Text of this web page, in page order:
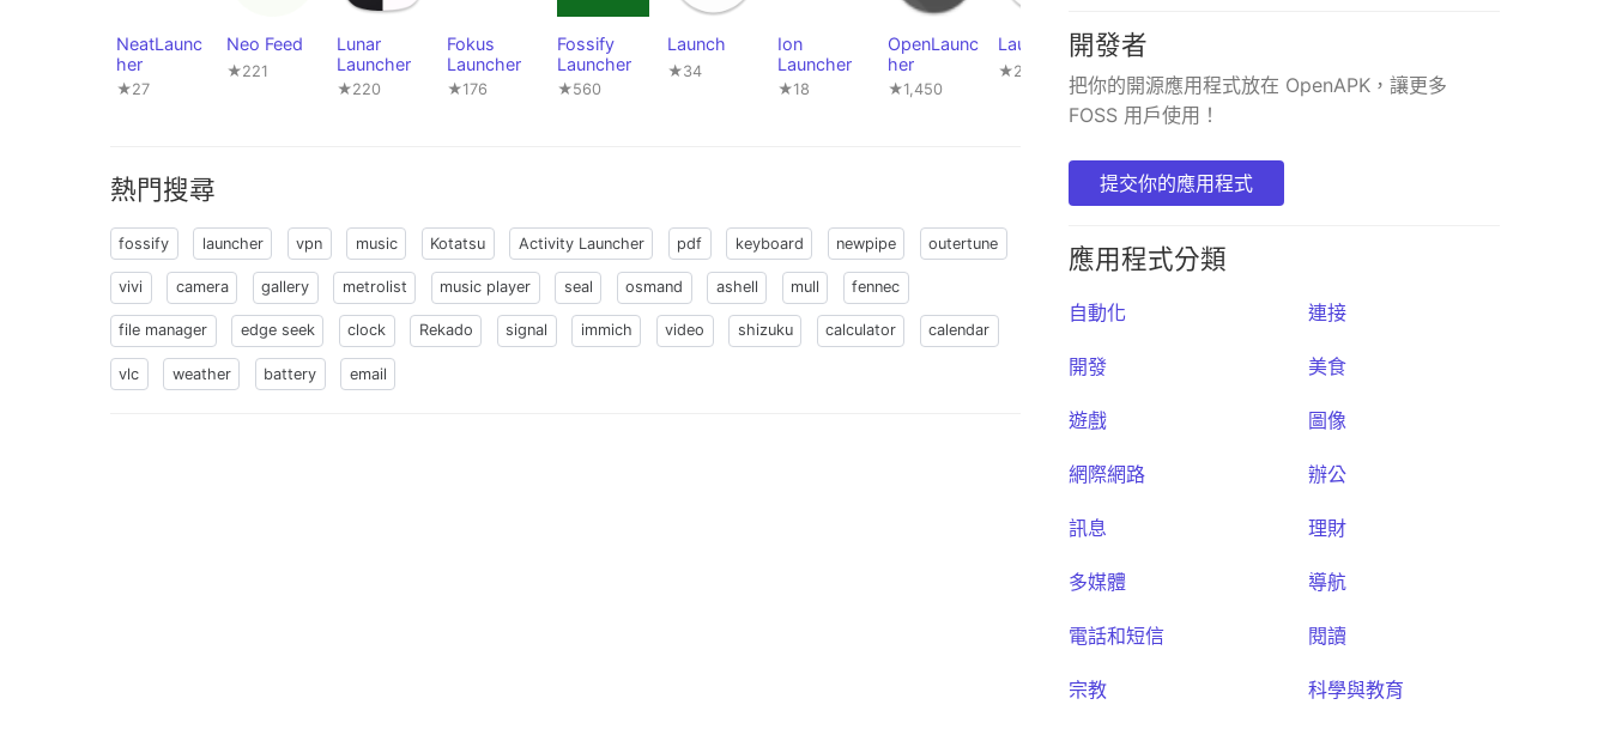
NeatLaunc
her
★27
Neo Feed
★221
Lunar
Launcher
★220
Fokus
Launcher
★176
Fossify
Launcher
★560
Launch
★34
Ion
Launcher
★18
OpenLaunc
her
★1,450
Launch
★21
Last
Launcher
★0
熱門搜尋
fossify launcher vpn music Kotatsu Activity Launcher pdf keyboard newpipe outertune
vivi camera gallery metrolist music player seal osmand ashell mull fennec
file manager edge seek clock Rekado signal immich video shizuku calculator calendar
vlc weather battery email
開發者
把你的開源應用程式放在 OpenAPK，讓更多
FOSS 用戶使用！
提交你的應用程式
應用程式分類
自動化 連接
開發 美食
遊戲 圖像
網際網路 辦公
訊息 理財
多媒體 導航
電話和短信 閱讀
宗教 科學與教育